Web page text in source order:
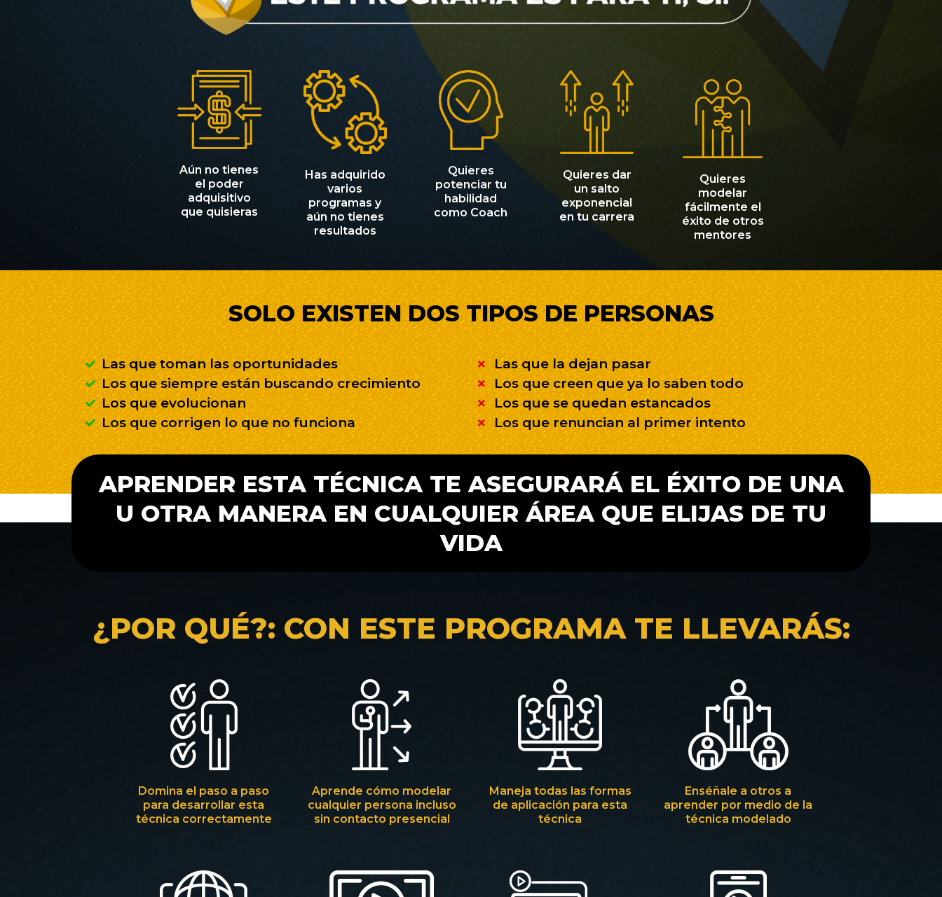
Aún no tienes
el poder
adquisitivo
que quisieras
Has adquirido
varios
programas y
aún no tienes
resultados
Quieres
potenciar tu
habilidad
como Coach
Quieres dar
un salto
exponencial
en tu carrera
Quieres
modelar
fácilmente el
éxito de otros
mentores
SOLO EXISTEN DOS TIPOS DE PERSONAS
Las que toman las oportunidades
Los que siempre están buscando crecimiento
Los que evolucionan
Los que corrigen lo que no funciona
Las que la dejan pasar
Los que creen que ya lo saben todo
Los que se quedan estancados
Los que renuncian al primer intento
APRENDER ESTA TÉCNICA TE ASEGURARÁ EL ÉXITO DE UNA
U OTRA MANERA EN CUALQUIER ÁREA QUE ELIJAS DE TU
VIDA
¿POR QUÉ?: CON ESTE PROGRAMA TE LLEVARÁS:
Domina el paso a paso
para desarrollar esta
técnica correctamente
Aprende cómo modelar
cualquier persona incluso
sin contacto presencial
Maneja todas las formas
de aplicación para esta
técnica
Enséñale a otros a
aprender por medio de la
técnica modelado